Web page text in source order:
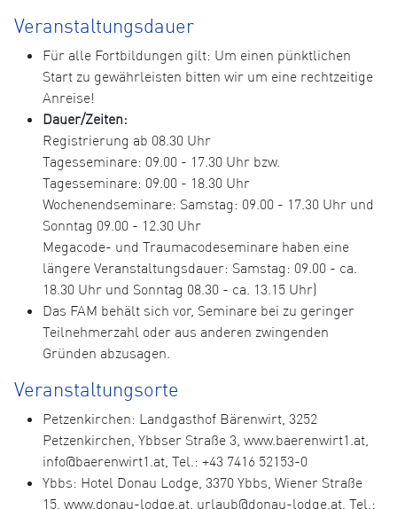
Veranstaltungsdauer
Für alle Fortbildungen gilt: Um einen pünktlichen
Start zu gewährleisten bitten wir um eine rechtzeitige
Anreise!
Dauer/Zeiten:
Registrierung ab 08.30 Uhr
Tagesseminare: 09.00 - 17.30 Uhr bzw.
Tagesseminare: 09.00 - 18.30 Uhr
Wochenendseminare: Samstag: 09.00 - 17.30 Uhr und
Sonntag 09.00 - 12.30 Uhr
Megacode- und Traumacodeseminare haben eine
längere Veranstaltungsdauer: Samstag: 09.00 - ca.
18.30 Uhr und Sonntag 08.30 - ca. 13.15 Uhr)
Das FAM behält sich vor, Seminare bei zu geringer
Teilnehmerzahl oder aus anderen zwingenden
Gründen abzusagen.
Veranstaltungsorte
Petzenkirchen: Landgasthof Bärenwirt, 3252
Petzenkirchen, Ybbser Straße 3, www.baerenwirt1.at,
info@baerenwirt1.at, Tel.: +43 7416 52153-0
Ybbs: Hotel Donau Lodge, 3370 Ybbs, Wiener Straße
15, www.donau-lodge.at, urlaub@donau-lodge.at, Tel.: